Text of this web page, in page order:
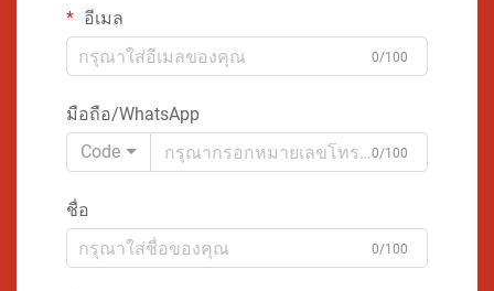
อีเมล
0/100
มือถือ/WhatsApp
Code
0/100
ชื่อ
0/100